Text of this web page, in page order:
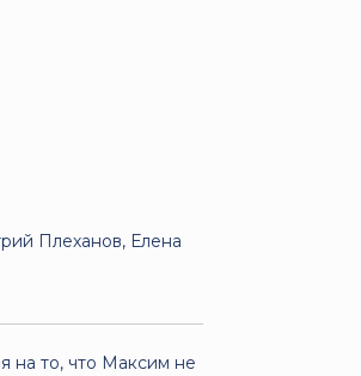
Плеханов, Елена
на то, что Максим не